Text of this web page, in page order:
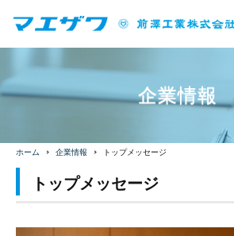
企業情報 トップメッセージ
トップメッセージ
製品情報・ソリューション
バルブ・制水扉 上
産
トップメッセージ 会
事業内容
投資家情報
財務・業績
採用情報
企業情報